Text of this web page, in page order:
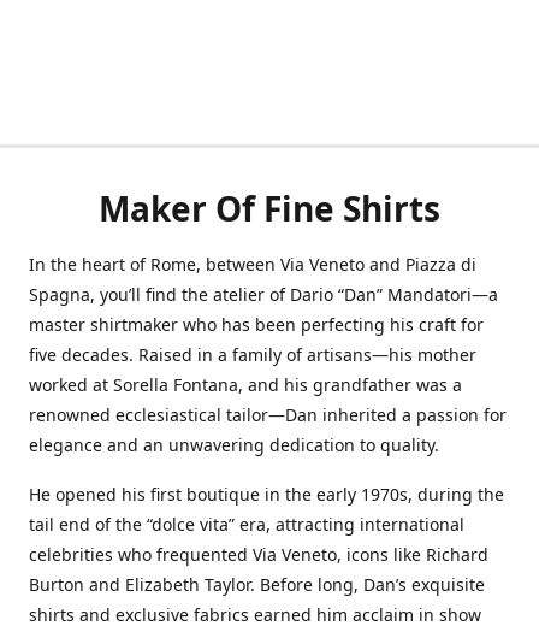
Maker Of Fine Shirts
In the heart of Rome, between Via Veneto and Piazza di
Spagna, you’ll find the atelier of Dario “Dan” Mandatori—a
master shirtmaker who has been perfecting his craft for
five decades. Raised in a family of artisans—his mother
worked at Sorella Fontana, and his grandfather was a
renowned ecclesiastical tailor—Dan inherited a passion for
elegance and an unwavering dedication to quality.
He opened his first boutique in the early 1970s, during the
tail end of the “dolce vita” era, attracting international
celebrities who frequented Via Veneto, icons like Richard
Burton and Elizabeth Taylor. Before long, Dan’s exquisite
shirts and exclusive fabrics earned him acclaim in show